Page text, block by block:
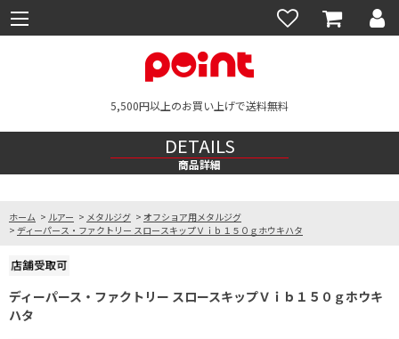
5,500円以上のお買い上げで送料無料
DETAILS
商品詳細
ホーム > ルアー > メタルジグ > オフショア用メタルジグ
> ディーパース・ファクトリー スロースキップＶｉｂ１５０ｇホウキハタ
ディーパース・ファクトリー スロースキップＶｉｂ１５０ｇホウキ
ハタ